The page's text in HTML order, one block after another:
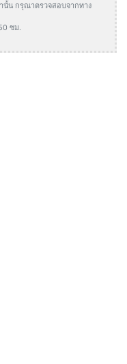
นั้น กรุณาตรวจสอบจากทาง
ซม.